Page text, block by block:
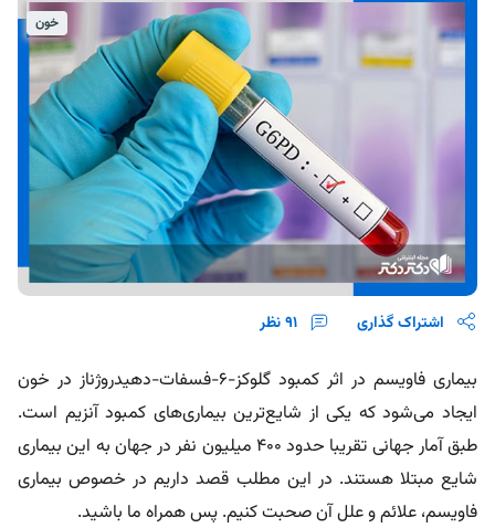
خون
اشتراک گذاری 91نظر
بیماری فاویسم در اثر کمبود گلوکز-۶-فسفات-دهیدروژناز در خون
ایجاد می‌شود که یکی از شایع‌ترین بیماری‌های کمبود آنزیم است.
طبق آمار جهانی تقریبا حدود ۴۰۰ میلیون نفر در جهان به این بیماری
شایع مبتلا هستند. در این مطلب قصد داریم در خصوص بیماری
فاویسم، علائم و علل آن صحبت کنیم. پس همراه ما باشید.